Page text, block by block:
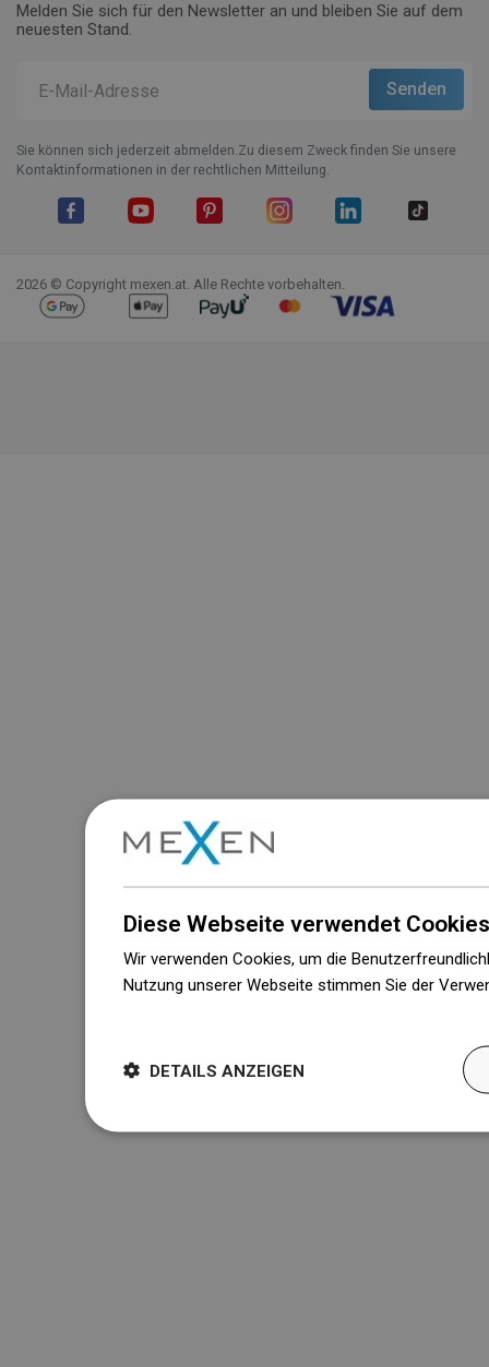
Melden Sie sich für den Newsletter an und bleiben Sie auf dem
neuesten Stand.
Sie können sich jederzeit abmelden.Zu diesem Zweck finden Sie unsere
Kontaktinformationen in der rechtlichen Mitteilung.
2026 © Copyright mexen.at. Alle Rechte vorbehalten.
Diese Webseite verwendet
Wir verwenden Cookies, um die
Nutzung unserer Webseite stimmen Sie der
DETAILS ANZEIGEN